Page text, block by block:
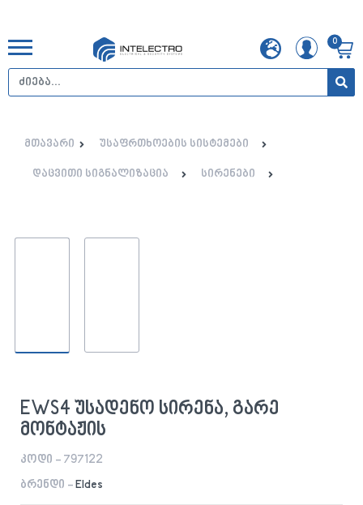
0
მთავარი უსაფრთხოების სისტემები
დაცვითი სიგნალიზაცია სირენები
EWS4 უსადენო სირენა, გარე
მონტაჟის
კოდი - 797122
ბრენდი -Eldes